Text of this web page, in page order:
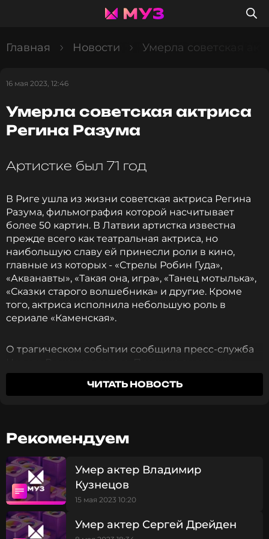
Главная Новости Умерла советская
16 мая 2023, 12:46
Умерла советская актриса
Регина Разума
Артистке был 71 год
В Риге ушла из жизни советская актриса Регина
Разума, фильмография которой насчитывает
более 50 картин. В Латвии артистка известна
прежде всего как театральная актриса, но
наибольшую славу ей принесли роли в кино,
главные из которых - «Стрелы Робин Гуда»,
«Акванавты», «Такая она, игра», «Танец мотылька»,
«Сказки старого волшебника» и другие. Кроме
того, актриса исполнила небольшую роль в
сериале «Каменская».
О трагическом событии сообщила пресс-служба
уточняется.
воскресенье, 14 мая, скончалась актриса
Нового Рижского театра Регина Разума.
Фото: freepik.com
ЧИТАТЬ НОВОСТЬ
Рекомендуем
Умер актер Владимир
Кузнецов
15 мая 2023 10:20
Умер актер Сергей Дрейден